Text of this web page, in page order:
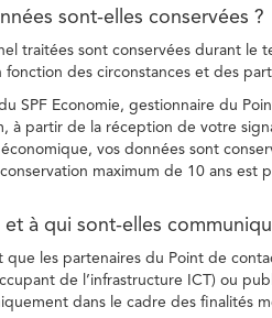
sont-elles conservées ?
traitées sont conservées durant
des circonstances et des
SPF Economie, gestionnaire du
à partir de la réception de votre
vos données sont
maximum de 10 ans est
à qui sont-elles
que les partenaires du Point de
de l’infrastructure ICT) ou
dans le cadre des finalités